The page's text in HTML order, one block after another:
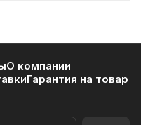
О компании
Гарантия на товар